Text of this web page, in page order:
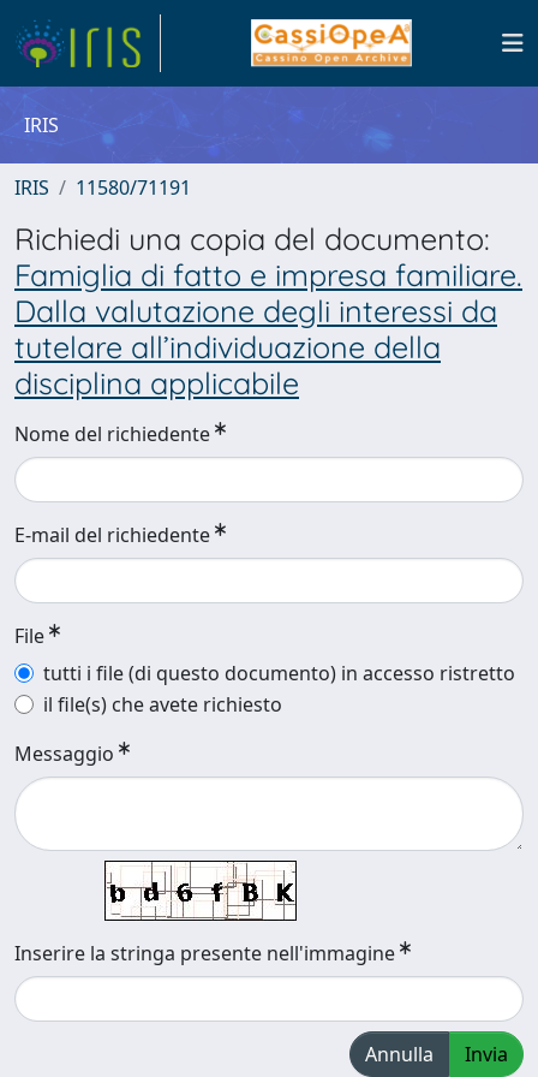
IRIS
IRIS 11580/71191
Richiedi una copia del documento:
Famiglia di fatto e impresa familiare.
Dalla valutazione degli interessi da
tutelare all’individuazione della
disciplina applicabile
Nome del richiedente
E-mail del richiedente
File
tutti i file (di questo documento) in accesso ristretto
il file(s) che avete richiesto
Messaggio
Inserire la stringa presente nell'immagine
Annulla Invia